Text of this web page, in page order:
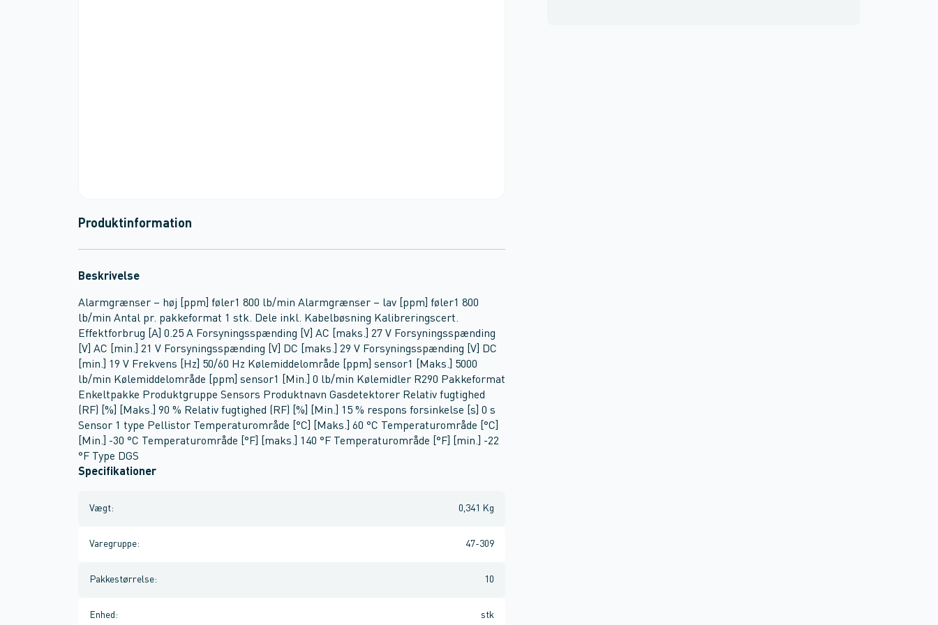
Produktinformation
Beskrivelse
Alarmgrænser – høj [ppm] føler1 800 lb/min Alarmgrænser – lav [ppm] føler1 800
lb/min Antal pr. pakkeformat 1 stk. Dele inkl. Kabelbøsning Kalibreringscert.
Effektforbrug [A] 0.25 A Forsyningsspænding [V] AC [maks.] 27 V Forsyningsspænding
[V] AC [min.] 21 V Forsyningsspænding [V] DC [maks.] 29 V Forsyningsspænding [V] DC
[min.] 19 V Frekvens [Hz] 50/60 Hz Kølemiddelområde [ppm] sensor1 [Maks.] 5000
lb/min Kølemiddelområde [ppm] sensor1 [Min.] 0 lb/min Kølemidler R290 Pakkeformat
Enkeltpakke Produktgruppe Sensors Produktnavn Gasdetektorer Relativ fugtighed
(RF) [%] [Maks.] 90 % Relativ fugtighed (RF) [%] [Min.] 15 % respons forsinkelse [s] 0 s
Sensor 1 type Pellistor Temperaturområde [°C] [Maks.] 60 °C Temperaturområde [°C]
[Min.] -30 °C Temperaturområde [°F] [maks.] 140 °F Temperaturområde [°F] [min.] -22
°F Type DGS
Specifikationer
Vægt: 0,341 Kg
Varegruppe: 47-309
Pakkestørrelse: 10
Enhed : stk